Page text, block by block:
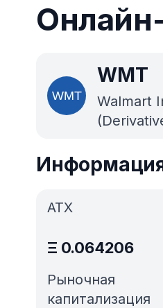
WMT
Walmart
АТХ
Ξ 0.064206
Рыночная
капитализация